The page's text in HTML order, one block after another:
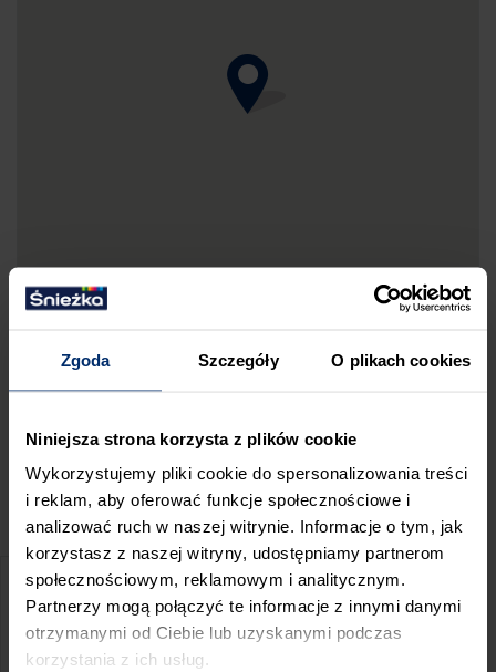
Zgoda Szczegóły O plikach cookies
Niniejsza strona korzysta z plików cookie
Wykorzystujemy pliki cookie do spersonalizowania treści
i reklam, aby oferować funkcje społecznościowe i
analizować ruch w naszej witrynie. Informacje o tym, jak
korzystasz z naszej witryny, udostępniamy partnerom
społecznościowym, reklamowym i analitycznym.
Partnerzy mogą połączyć te informacje z innymi danymi
otrzymanymi od Ciebie lub uzyskanymi podczas
korzystania z ich usług.
ZGŁOŚ BŁĄD
PRZED WIZYTĄ W SKLEPIE POLECAMY: